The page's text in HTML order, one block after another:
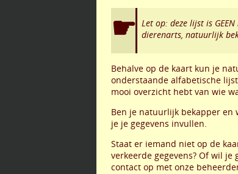
Let op: deze lijst is
dierenarts, natuurlijk
Behalve op de kaart kun je
onderstaande alfabetische
mooi overzicht hebt van wie
Ben je natuurlijk bekapper en
je je gegevens invullen.
Staat er iemand niet op de
verkeerde gegevens? Of wil
contact op met onze